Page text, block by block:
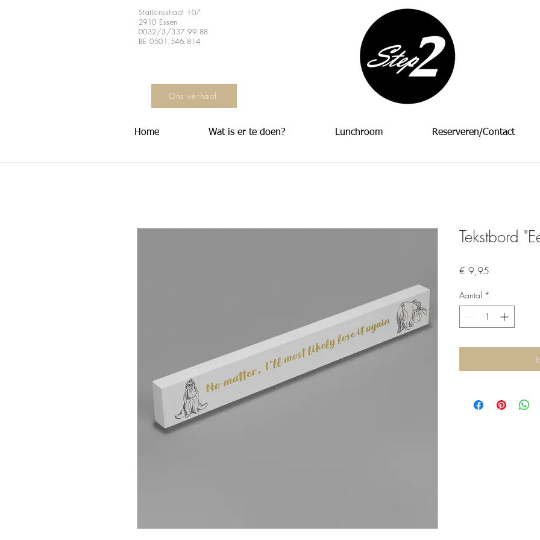
Stationsstraat 107
2910 Essen
0032/3/337.99.88
BE 0501.546.814
Ons verhaal
Home Wat is er te doen? Lunchroom Reserveren/Contact
Tekstbord
€ 9,95
Aantal *